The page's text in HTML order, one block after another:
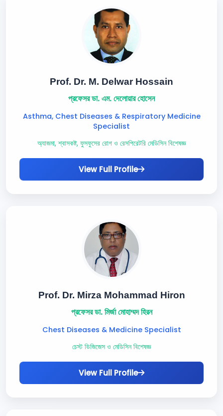
Prof. Dr. M. Delwar Hossain
প্রফেসর ডা. এম. দেলোয়ার হোসেন
Asthma, Chest Diseases & Respiratory Medicine
Specialist
অ্যাজমা, শ্বাসকষ্ট, ফুসফুসের রোগ ও রেসপিরেটরি মেডিসিন বিশেষজ্ঞ
View Full Profile
Prof. Dr. Mirza Mohammad Hiron
প্রফেসর ডা. মির্জা মোহাম্মদ হিরন
Chest Diseases & Medicine Specialist
চেস্ট ডিজিজেস ও মেডিসিন বিশেষজ্ঞ
View Full Profile